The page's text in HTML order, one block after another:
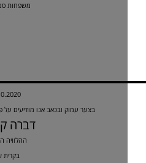
משפחות סמלוי,
27.10.2020
בצער עמוק ובכאב אנו מודיעים על
דברה קוק
ההלוויה התקיימה
בקרית שאול